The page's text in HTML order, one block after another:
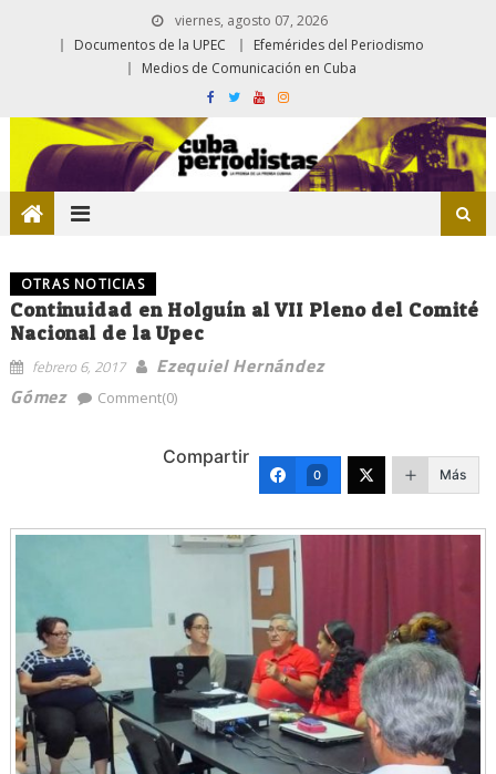
viernes, agosto 07, 2026
Documentos de la UPEC
Efemérides del Periodismo
Medios de Comunicación en Cuba
OTRAS NOTICIAS
Continuidad en Holguín al VII Pleno del Comité
Nacional de la Upec
febrero 6, 2017
Ezequiel Hernández
Gómez
Comment(0)
Compartir
0 Más